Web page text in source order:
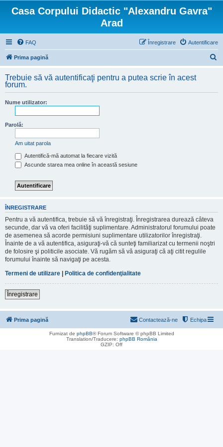
Casa Corpului Didactic "Alexandru Gavra"
Arad
FAQ Autentificare
Înregistrare
Prima pagină
t
Trebuie să vă autentificaţi pentru a putea scrie în acest
forum.
Nume utilizator:
Parolă:
Am uitat parola
Autentifică-mă automat la fiecare vizită
Ascunde starea mea online în această sesiune
ÎNREGISTRARE
Pentru a vă autentifica, trebuie să vă înregistraţi. Înregistrarea durează câteva
secunde, dar vă va oferi facilităţi suplimentare. Administratorul forumului poate
de asemenea să acorde permisiuni suplimentare utilizatorilor înregistraţi.
Înainte de a vă autentifica, asiguraţi-vă că sunteţi familiarizat cu termenii noştri
de folosire şi politicile asociate. Vă rugăm să vă asiguraţi că aţi citit regulile
forumului înainte să navigaţi pe acesta.
Termeni de utilizare | Politica de confidenţialitate
Înregistrare
Prima pagină Echipa
Contactează-ne
Furnizat de phpBB® Forum Software © phpBB Limited
Translation/Traducere: phpBB România
GZIP: Off